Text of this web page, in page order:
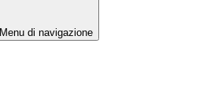
Menu di navigazione